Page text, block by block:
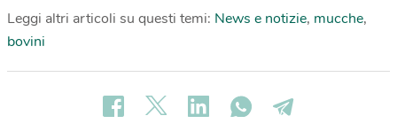
Leggi altri articoli su questi temi: News e notizie, mucche,
bovini